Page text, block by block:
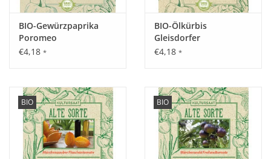
Inhalt:
8 Korn
BIO-Gewürzpaprika
Poromeo
€4,18 *
BIO-Ölkürbis
Gleisdorfer
€4,18 *
BIO BIO